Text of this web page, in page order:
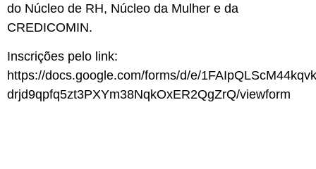
do Núcleo de RH, Núcleo da Mulher e da
CREDICOMIN.
Inscrições pelo link:
https://docs.google.com/forms/d/e/
drjd9qpfq5zt3PXYm38NqkOxER2QgZrQ/viewform